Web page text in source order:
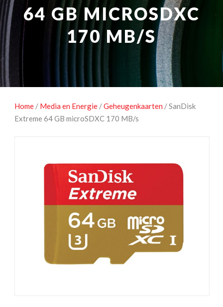
STUDIOFOTOGRAFIE OCCASIONS
64 GB MICROSDXC
170 MB/S
Home / Media en Energie /Geheugenkaarten / SanDisk
Extreme 64 GB microSDXC 170 MB/s